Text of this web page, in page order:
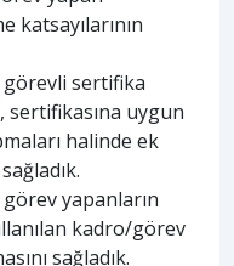
katsayılarının
sertifika
sertifikasına uygun
halinde ek
yapanların
kadro/görev
sağladık.